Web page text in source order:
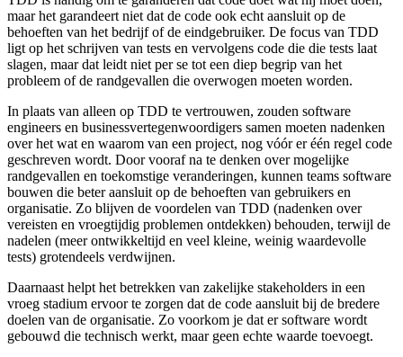
maar het garandeert niet dat de code ook echt aansluit op de
behoeften van het bedrijf of de eindgebruiker. De focus van TDD
ligt op het schrijven van tests en vervolgens code die die tests laat
slagen, maar dat leidt niet per se tot een diep begrip van het
probleem of de randgevallen die overwogen moeten worden.
In plaats van alleen op TDD te vertrouwen, zouden software
engineers en businessvertegenwoordigers samen moeten nadenken
over het wat en waarom van een project, nog vóór er één regel code
geschreven wordt. Door vooraf na te denken over mogelijke
randgevallen en toekomstige veranderingen, kunnen teams software
bouwen die beter aansluit op de behoeften van gebruikers en
organisatie. Zo blijven de voordelen van TDD (nadenken over
vereisten en vroegtijdig problemen ontdekken) behouden, terwijl de
nadelen (meer ontwikkeltijd en veel kleine, weinig waardevolle
tests) grotendeels verdwijnen.
Daarnaast helpt het betrekken van zakelijke stakeholders in een
vroeg stadium ervoor te zorgen dat de code aansluit bij de bredere
doelen van de organisatie. Zo voorkom je dat er software wordt
gebouwd die technisch werkt, maar geen echte waarde toevoegt.